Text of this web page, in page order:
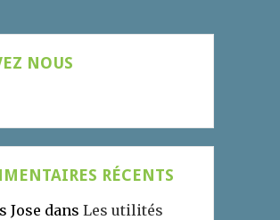
NOUS
RÉCENTS
Jose dans Les utilités